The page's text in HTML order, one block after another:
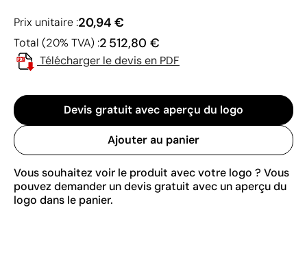
Prix unitaire :20,94 €
Total (20% TVA) :2 512,80 €
Télécharger le devis en PDF
Devis gratuit avec aperçu du logo
Ajouter au panier
Vous souhaitez voir le produit avec votre logo ? Vous
pouvez demander un devis gratuit avec un aperçu du
logo dans le panier.